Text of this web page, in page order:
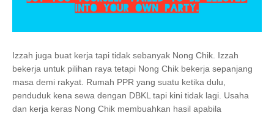
Izzah juga buat kerja tapi tidak sebanyak Nong Chik. Izzah
bekerja untuk pilihan raya tetapi Nong Chik bekerja sepanjang
masa demi rakyat. Rumah PPR yang suatu ketika dulu,
penduduk kena sewa dengan DBKL tapi kini tidak lagi. Usaha
dan kerja keras Nong Chik membuahkan hasil apabila